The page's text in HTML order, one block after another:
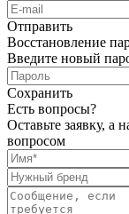
Отправить
Восстановление
Введите новый
Сохранить
Есть вопросы?
Оставьте заявку, а
вопросом